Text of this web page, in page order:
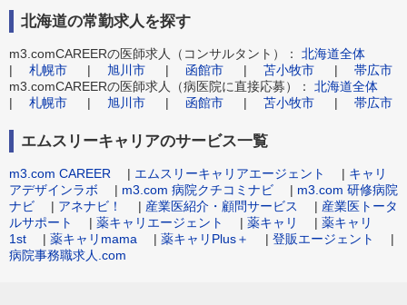
北海道の常勤求人を探す
m3.comCAREERの医師求人（コンサルタント）： 北海道全体
| 札幌市 | 旭川市 | 函館市 | 苫小牧市 | 帯広市
m3.comCAREERの医師求人（病医院に直接応募）： 北海道全体
| 札幌市 | 旭川市 | 函館市 | 苫小牧市 | 帯広市
エムスリーキャリアのサービス一覧
m3.com CAREER | エムスリーキャリアエージェント | キャリ
アデザインラボ | m3.com 病院クチコミナビ | m3.com 研修病院
ナビ | アネナビ！ | 産業医紹介・顧問サービス | 産業医トータ
ルサポート
| 薬キャリエージェント | 薬キャリ | 薬キャリ
1st | 薬キャリmama | 薬キャリPlus＋ | 登販エージェント
|
病院事務職求人.com